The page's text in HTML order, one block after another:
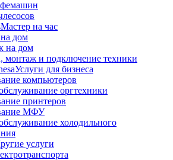
Мастер на час
дом
на дом
монтаж и подключение техники
Услуги для бизнеса
компьютеров
оргтехники
принтеров
МФУ
холодильного
услуги